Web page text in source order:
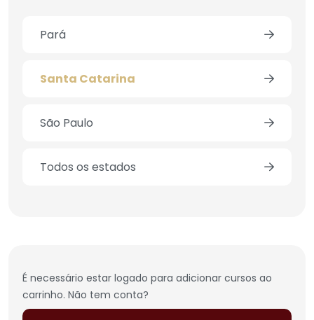
Pará
Santa Catarina
São Paulo
Todos os estados
É necessário estar logado para adicionar cursos ao
carrinho. Não tem conta?